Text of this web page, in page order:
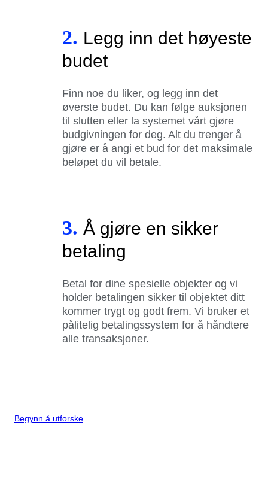
2. Legg inn det høyeste
budet
Finn noe du liker, og legg inn det
øverste budet. Du kan følge auksjonen
til slutten eller la systemet vårt gjøre
budgivningen for deg. Alt du trenger å
gjøre er å angi et bud for det maksimale
beløpet du vil betale.
3. Å gjøre en sikker
betaling
Betal for dine spesielle objekter og vi
holder betalingen sikker til objektet ditt
kommer trygt og godt frem. Vi bruker et
pålitelig betalingssystem for å håndtere
alle transaksjoner.
Begynn å utforske